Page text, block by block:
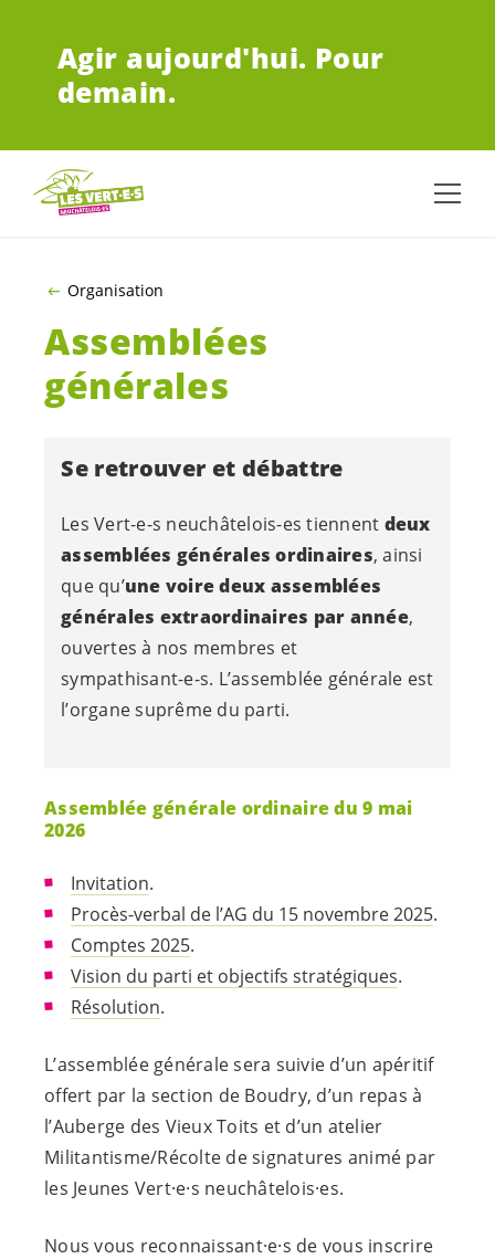
Agir aujourd'hui. Pour
demain.
Organisation
Assemblées
générales
Se retrouver et débattre
LesVert-e-s neuchâtelois-es tiennent deux
assemblées générales ordinaires, ainsi
que qu’une voire deux assemblées
générales extraordinaires par année,
ouvertes à nos membres et
sympathisant-e-s. L’assemblée générale est
l’organe suprême du parti.
Assemblée générale ordinaire du 9 mai
2026
Invitation.
Procès-verbal de l’AG du 15 novembre 2025.
Comptes 2025.
Vision du parti et objectifs stratégiques.
Résolution.
L’assemblée générale sera suivie d’un apéritif
offert par la section de Boudry, d’un repas à
l’Auberge des Vieux Toits et d’un atelier
Militantisme/Récolte de signatures animé par
les Jeunes Vert·e·s neuchâtelois·es.
Nous vous reconnaissant·e·s de vous inscrire